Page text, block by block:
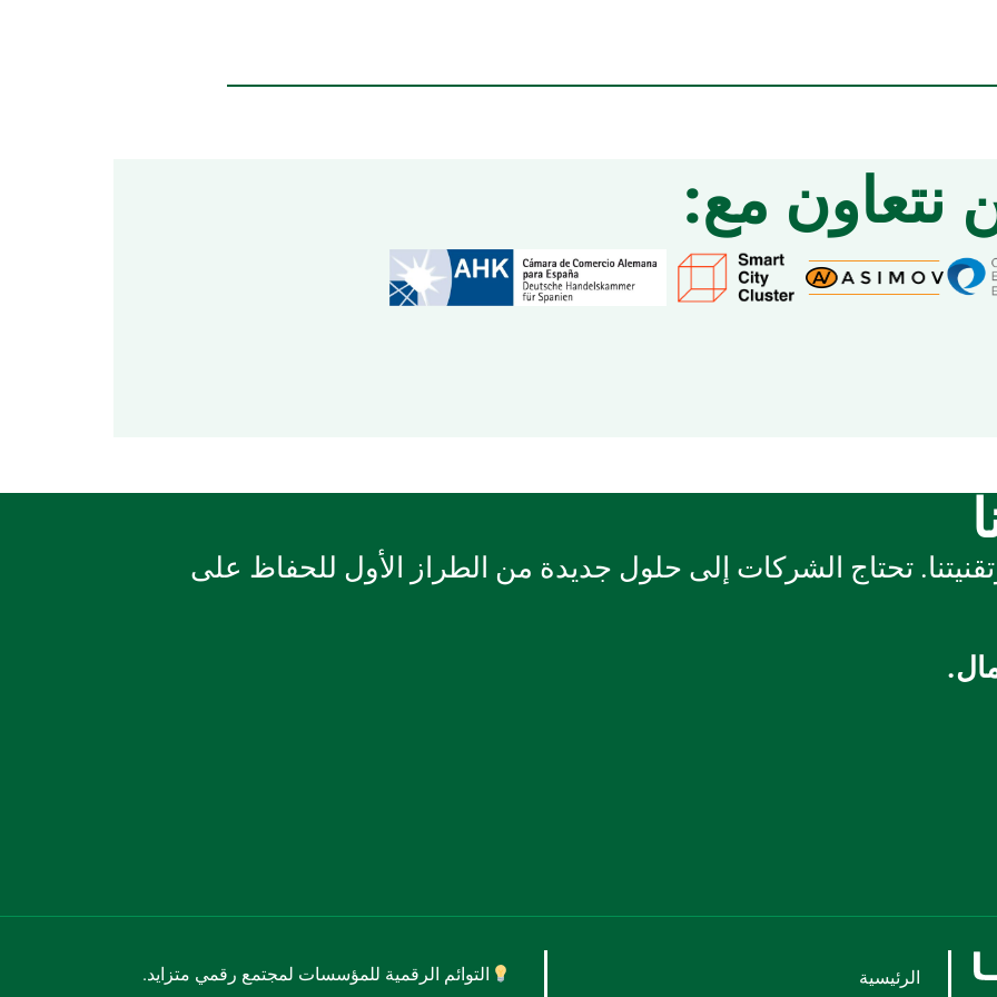
نتعاون مع:
تحتاج الشركات إلى حلول جديدة من الطراز الأول للحفاظ على
الرئيسية التوائم الرقمية للمؤسسات لمجتمع رقمي متزايد.